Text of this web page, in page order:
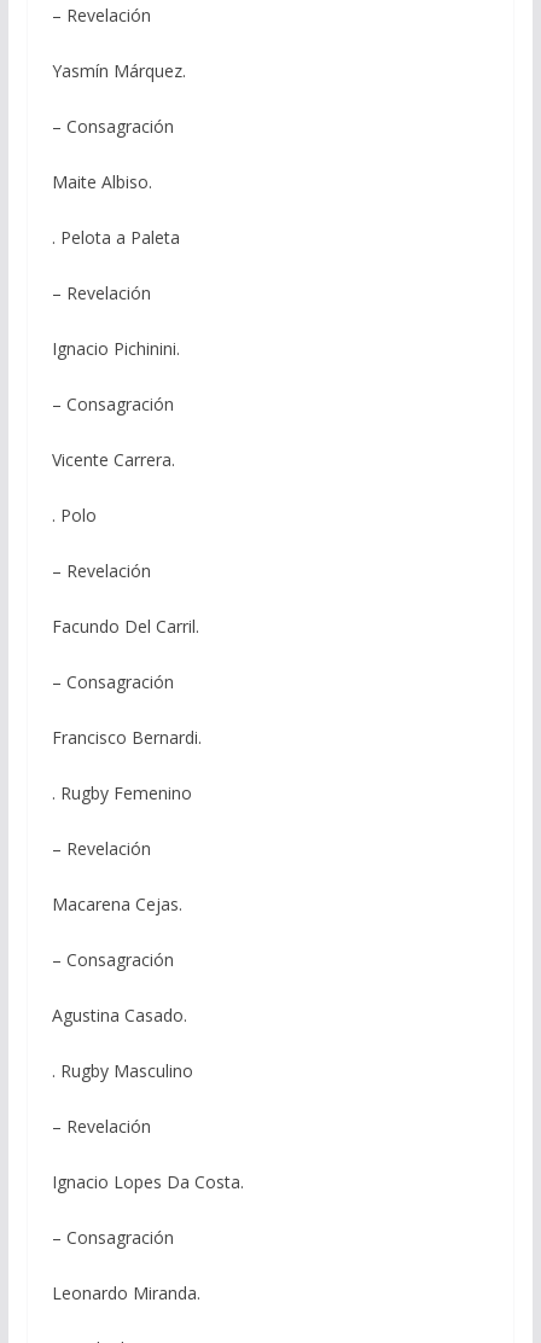
– Revelación
Yasmín Márquez.
– Consagración
Maite Albiso.
. Pelota a Paleta
– Revelación
Ignacio Pichinini.
– Consagración
Vicente Carrera.
. Polo
– Revelación
Facundo Del Carril.
– Consagración
Francisco Bernardi.
. Rugby Femenino
– Revelación
Macarena Cejas.
– Consagración
Agustina Casado.
. Rugby Masculino
– Revelación
Ignacio Lopes Da Costa.
– Consagración
Leonardo Miranda.